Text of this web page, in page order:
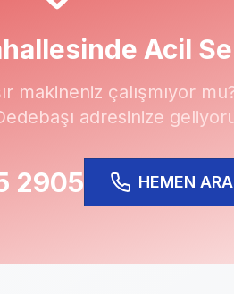
Acil
makineniz çalışmıyor mu?
adresinize
2905 HEMEN ARA